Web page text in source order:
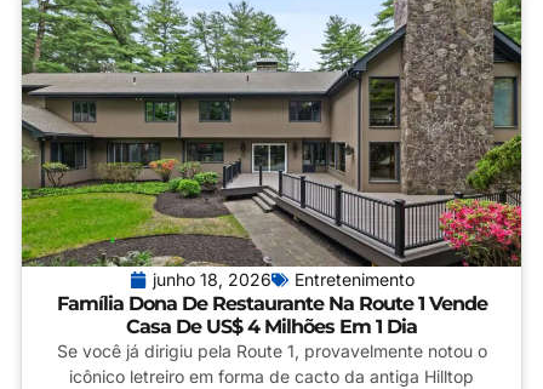
junho 18, 2026 Entretenimento
Família Dona De Restaurante Na Route 1 Vende
Casa De US$ 4 Milhões Em 1 Dia
Se você já dirigiu pela Route 1, provavelmente notou o
icônico letreiro em forma de cacto da antiga Hilltop